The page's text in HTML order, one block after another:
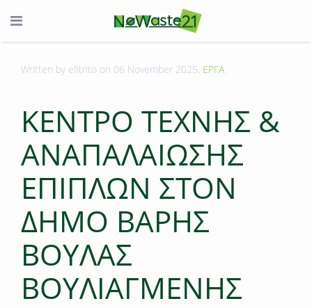
Written by efitrito on 06 November 2025. ΕΡΓΑ
KENTΡΟ ΤΕΧΝΗΣ &
ΑΝΑΠΑΛΑΙΩΣΗΣ
ΕΠΙΠΛΩΝ ΣΤΟΝ
ΔΗΜΟ ΒΑΡΗΣ
ΒΟΥΛΑΣ
ΒΟΥΛΙΑΓΜΕΝΗΣ